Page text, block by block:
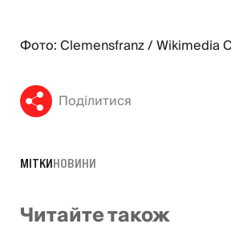
Фото: Clemensfranz / Wikimedia
Поділитися
МІТКИНОВИНИ
Читайте також